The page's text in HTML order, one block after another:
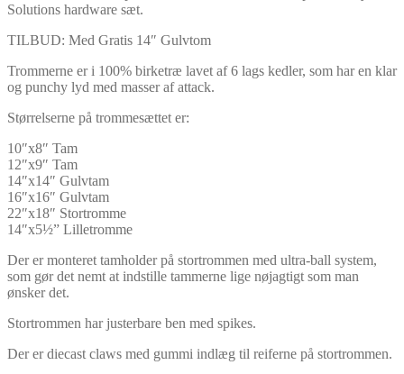
Solutions hardware sæt.
TILBUD: Med Gratis 14″ Gulvtom
Trommerne er i 100% birketræ lavet af 6 lags kedler, som har en klar
og punchy lyd med masser af attack.
Størrelserne på trommesættet er:
10″x8″ Tam
12″x9″ Tam
14″x14″ Gulvtam
16″x16″ Gulvtam
22″x18″ Stortromme
14″x5½” Lilletromme
Der er monteret tamholder på stortrommen med ultra-ball system,
som gør det nemt at indstille tammerne lige nøjagtigt som man
ønsker det.
Stortrommen har justerbare ben med spikes.
Der er diecast claws med gummi indlæg til reiferne på stortrommen.